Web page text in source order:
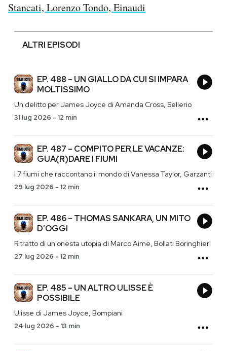
Stancati, Lorenzo Tondo, Einaudi
ALTRI EPISODI
EP. 488 – UN GIALLO DA CUI SI IMPARA
MOLTISSIMO
Un delitto per James Joyce di Amanda Cross, Sellerio
31 lug 2026 - 12 min
EP. 487 – COMPITO PER LE VACANZE:
GUA(R)DARE I FIUMI
I 7 fiumi che raccontano il mondo di Vanessa Taylor, Garzanti
29 lug 2026 - 12 min
EP. 486 – THOMAS SANKARA, UN MITO
D’OGGI
Ritratto di un'onesta utopia di Marco Aime, Bollati Boringhieri
27 lug 2026 - 12 min
EP. 485 – UN ALTRO ULISSE È
POSSIBILE
Ulisse di James Joyce, Bompiani
24 lug 2026 - 13 min